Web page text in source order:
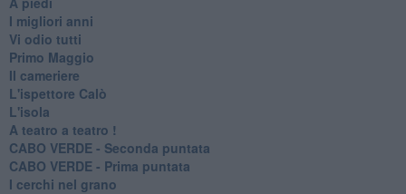
I migliori anni
Vi odio tutti
Primo Maggio
Il cameriere
L'ispettore Calò
L'isola
A teatro a teatro !
CABO VERDE - Seconda puntata
CABO VERDE - Prima puntata
I cerchi nel grano